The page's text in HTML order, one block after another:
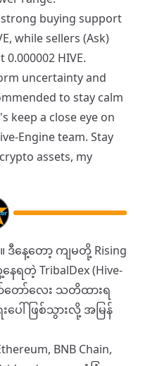
strong buying support
while sellers (Ask)
HIVE.
uncertainty and
to stay calm
keep a close eye on
Engine team. Stay
assets, my
ဒီနေ့တော့ ကျမတို့ Rising
ရတဲ့ TribalDex (Hive-
ာ်တော်လေး သတိထားရ
ေါ်ဖြစ်သွားလို့ အမြန်
BNB Chain,